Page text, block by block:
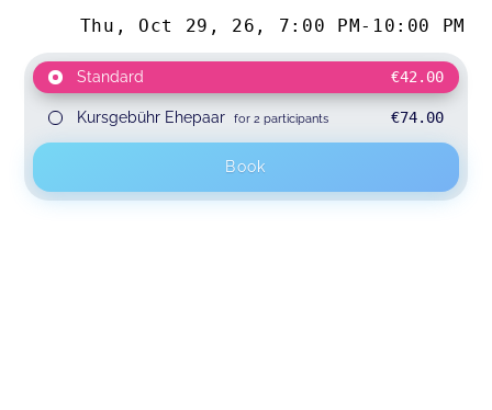
Thu, Oct 29, 26 , 7:00 PM- 10:00 PM
Standard €42.00
Kursgebühr Ehepaar for 2 participants €74.00
Book